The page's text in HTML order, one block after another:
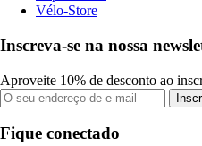
Vélo-Store
Inscreva-se na nossa
Aproveite 10% de desconto ao
Fique conectado